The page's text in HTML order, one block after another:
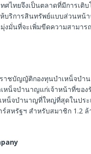
ศไทยจึงเป็นตลาดที่มีการเติ
บริการสินทรัพย์แบบส่วนหน้า
งมั่นที่จะเพิ่มขีดความสามาร
าชบัญญัติกองทุนบำเหน็จบำ
หน็จบำนาญแก่เจ้าหน้าที่ของ
หน็จบำนาญที่ใหญ่ที่สุดในประ
สหรัฐฯ สำหรับสมาชิก 1.2